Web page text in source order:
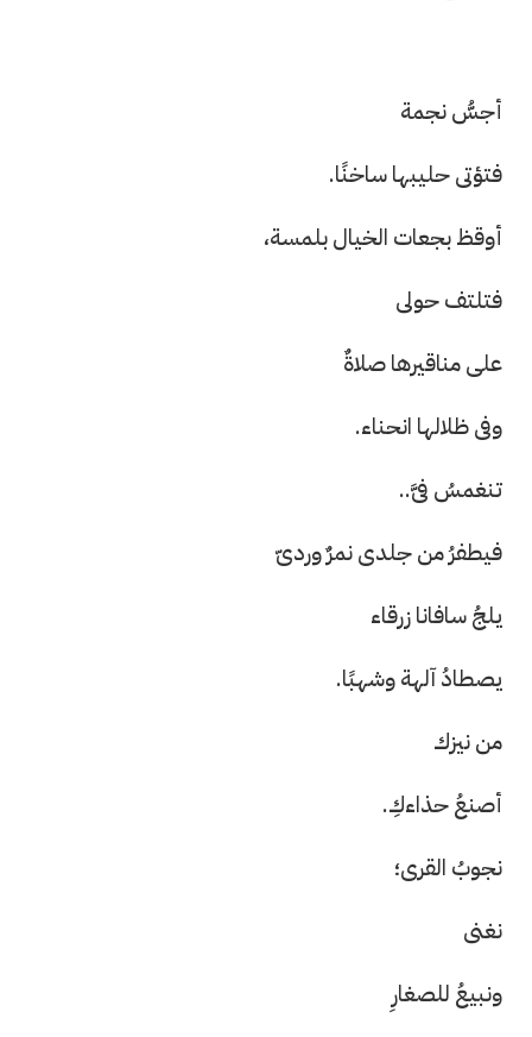
أجسُّ نجمة
فتؤتى حليبها ساخنًا.
أوقظ بجعات الخيال بلمسة،
فتلتف حولى
على مناقيرها صلاةٌ
وفى ظلالها انحناء.
تنغمسُ فىَّ..
فيطفرُ من جلدى نمرٌ وردىّ
يلجُ سافانا زرقاء
يصطادُ آلهة وشهبًا.
من نيزك
أصنعُ حذاءكِ.
نجوبُ القرى؛
نغنى
ونبيعُ للصغارِ